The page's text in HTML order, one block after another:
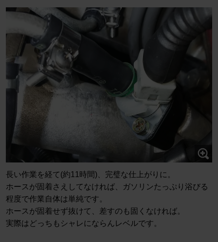
長い作業を経て(約11時間)、完璧な仕上がりに。
ホースが固着さえしてなければ、ガソリンたっぷり浴びる
程度で作業自体は単純です。
ホースが固着せず抜けて、差すのも固くなければ。
実際はどっちもシャレにならんレベルです。